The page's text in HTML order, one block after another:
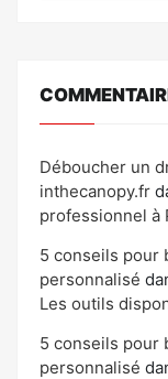
Déboucher un
inthecanopy.fr
professionnel à
5 conseils pour
personnalisé
Les outils
5 conseils pour
personnalisé